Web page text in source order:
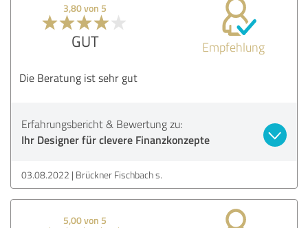
3,80 von 5
GUT Empfehlung
Die Beratung ist sehr gut
Erfahrungsbericht & Bewertung zu:
Ihr Designer für clevere Finanzkonzepte
03.08.2022 Brückner Fischbach s.
5,00 von 5